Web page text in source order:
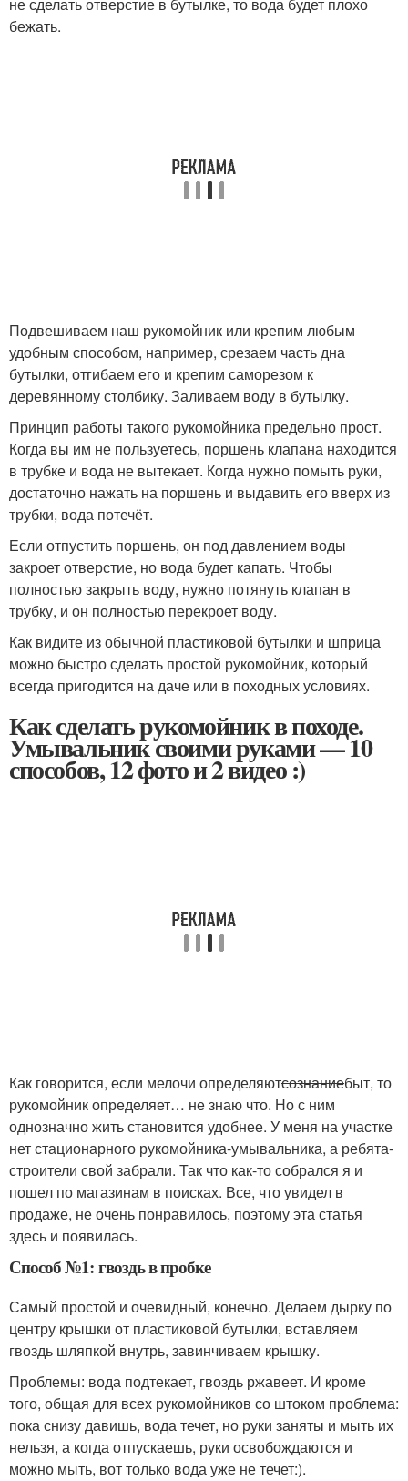
не сделать отверстие в бутылке, то вода будет плохо
бежать.
Подвешиваем наш рукомойник или крепим любым
удобным способом, например, срезаем часть дна
бутылки, отгибаем его и крепим саморезом к
деревянному столбику. Заливаем воду в бутылку.
Принцип работы такого рукомойника предельно прост.
Когда вы им не пользуетесь, поршень клапана находится
в трубке и вода не вытекает. Когда нужно помыть руки,
достаточно нажать на поршень и выдавить его вверх из
трубки, вода потечёт.
Если отпустить поршень, он под давлением воды
закроет отверстие, но вода будет капать. Чтобы
полностью закрыть воду, нужно потянуть клапан в
трубку, и он полностью перекроет воду.
Как видите из обычной пластиковой бутылки и шприца
можно быстро сделать простой рукомойник, который
всегда пригодится на даче или в походных условиях.
Как сделать рукомойник в походе.
Умывальник своими руками — 10
способов, 12 фото и 2 видео :)
Как говорится, если мелочи определяютсознаниебыт, то
рукомойник определяет… не знаю что. Но с ним
однозначно жить становится удобнее. У меня на участке
нет стационарного рукомойника-умывальника, а ребята-
строители свой забрали. Так что как-то собрался я и
пошел по магазинам в поисках. Все, что увидел в
продаже, не очень понравилось, поэтому эта статья
здесь и появилась.
Способ №1: гвоздь в пробке
Самый простой и очевидный, конечно. Делаем дырку по
центру крышки от пластиковой бутылки, вставляем
гвоздь шляпкой внутрь, завинчиваем крышку.
Проблемы: вода подтекает, гвоздь ржавеет. И кроме
того, общая для всех рукомойников со штоком проблема:
пока снизу давишь, вода течет, но руки заняты и мыть их
нельзя, а когда отпускаешь, руки освобождаются и
можно мыть, вот только вода уже не течет:).